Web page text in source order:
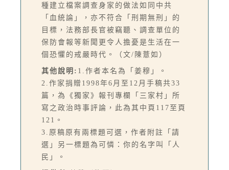
種建立檔案調查身家的做法如同中共
「血統論」，亦不符合「刑期無刑」的
目標，法務部長官被竊聽、調查單位的
保防會報等新聞更令人擔憂是生活在一
個恐懼的戒嚴時代。（文/陳薏如）
其他說明: 1.作者本名為「姜穆」。
2.作家捐贈1998年6月至12月手稿共33
篇，為《獨家》報刊專欄「三家村」所
寫之政治時事評論，此為其中頁117至頁
121。
3.原稿原有兩標題可選，作者附註「請
選」另一標題為可憐：你的名字叫「人
民」。